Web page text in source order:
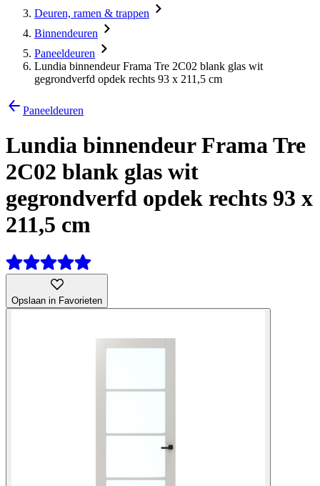
Deuren, ramen & trappen
Binnendeuren
Paneeldeuren
Lundia binnendeur Frama Tre 2C02 blank glas wit
gegrondverfd opdek rechts 93 x 211,5 cm
Paneeldeuren
Lundia binnendeur Frama Tre
2C02 blank glas wit
gegrondverfd opdek rechts 93 x
211,5 cm
Opslaan in Favorieten